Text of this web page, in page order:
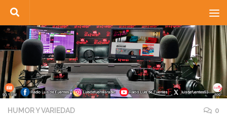
Saltar al contenido
HUMOR Y VARIEDAD 0